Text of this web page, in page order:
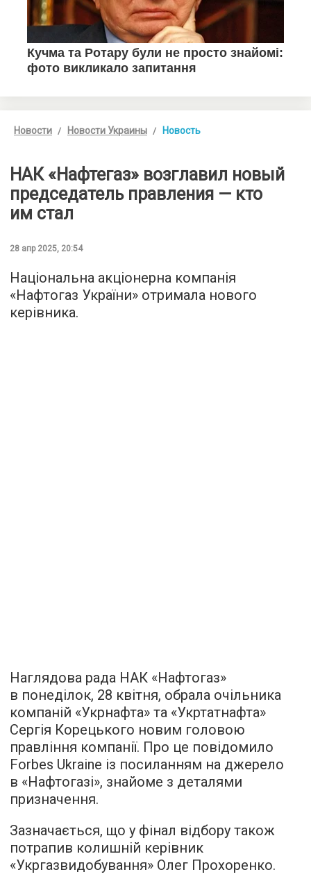
Новости Новости Украины Новость
НАК «Нафтегаз» возглавил новый
председатель правления — кто
им стал
28 апр 2025, 20:54
Національна акціонерна компанія
«Нафтогаз України» отримала нового
керівника.
Наглядова рада НАК «Нафтогаз»
в понеділок, 28 квітня, обрала очільника
компаній «Укрнафта» та «Укртатнафта»
Сергія Корецького новим головою
правління компанії. Про це повідомило
Forbes Ukraine із посиланням на джерело
в «Нафтогазі», знайоме з деталями
призначення.
Зазначається, що у фінал відбору також
потрапив колишній керівник
«Укргазвидобування» Олег Прохоренко.